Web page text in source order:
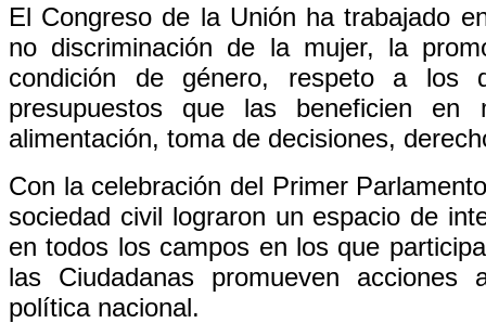
El Congreso de la Unión ha trabajado
no discriminación de la mujer, la
condición de género, respeto a los
presupuestos que las beneficien en
alimentación, toma de decisiones,
Con la celebración del Primer
sociedad civil lograron un espacio de
en todos los campos en los que
las Ciudadanas promueven acciones
política nacional.